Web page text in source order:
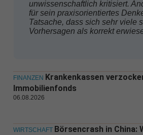
unwissenschaftlich kritisiert.
für sein praxisorientiertes
Tatsache, dass sich sehr viele
Vorhersagen als korrekt
FINANZEN Krankenkassen
Immobilienfonds
06.08.2026
WIRTSCHAFT Börsencrash in China: